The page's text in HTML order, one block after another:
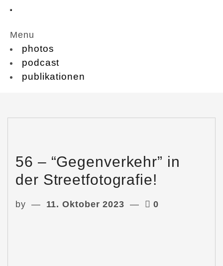
Menu
photos
podcast
publikationen
56 – “Gegenverkehr” in
der Streetfotografie!
by 11. Oktober 2023 0